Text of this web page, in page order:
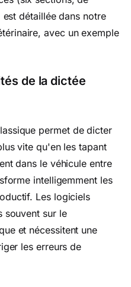
détaillée dans notre
avec un exemple
de la dictée
permet de dicter
vite qu'en les tapant
dans le véhicule entre
intelligemment les
Les logiciels
souvent sur le
et nécessitent une
les erreurs de